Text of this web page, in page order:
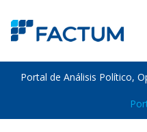
Portal de Análisis Político,